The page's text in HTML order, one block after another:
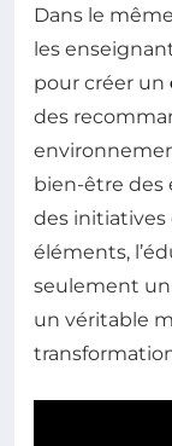
Dans le
les
pour créer un
des
bien-être des
des initiatives
éléments,
seulement un
un véritable